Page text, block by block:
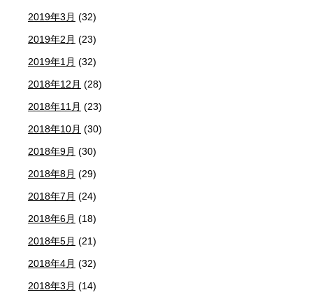
2019年3月 (32)
2019年2月 (23)
2019年1月 (32)
2018年12月 (28)
2018年11月 (23)
2018年10月 (30)
2018年9月 (30)
2018年8月 (29)
2018年7月 (24)
2018年6月 (18)
2018年5月 (21)
2018年4月 (32)
2018年3月 (14)